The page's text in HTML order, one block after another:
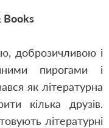
Books
доброзичливою і
пирогами і
як літературна
кілька друзів.
літературні